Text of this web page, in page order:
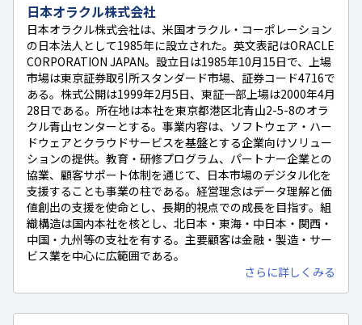
日本オラクル株式会社
日本オラクル株式会社は、米国オラクル・コーポレーション
の日本法人として1985年に設立された。英文表記はORACLE
CORPORATION JAPAN。設立日は1985年10月15日で、上場
市場は東京証券取引所スタンダード市場、証券コード4716で
ある。株式公開は1999年2月5日、東証一部上場は2000年4月
28日である。所在地は本社を東京都港区北青山2-5-8のオラ
クル青山センターとする。事業内容は、ソフトウェア・ハー
ドウェアとクラウドサービスを基盤とする企業向けソリュー
ションの提供。教育・研修プログラム、パートナー企業との
協業、顧客サポート体制を通じて、日本市場のデジタル化を
支援することも事業の柱である。経営理念はデータ理解と価
値創出の支援を使命とし、長期的視点での成長を目指す。組
織構造は国内本社を核とし、北日本・東海・中日本・関西・
中国・九州等の支社を有する。主要顧客は金融・製造・サー
ビス業を中心に広範囲である。
さらに詳しくみる